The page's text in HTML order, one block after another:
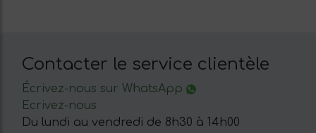
Contacter le service clientèle
Écrivez-nous sur WhatsApp
Ecrivez-nous
Du lundi au vendredi de 8h30 à 14h00